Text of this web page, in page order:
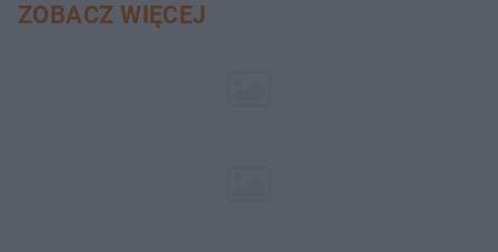
ZOBACZ WIĘCEJ